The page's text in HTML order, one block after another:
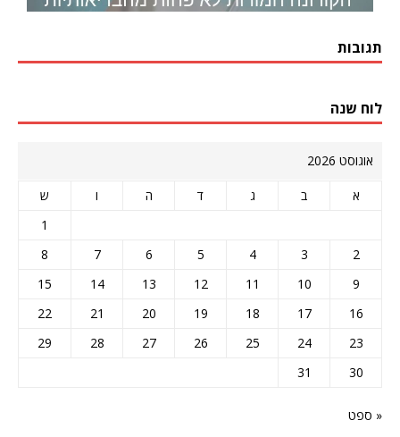
תגובות
לוח שנה
אוגוסט 2026
א ב ג ד ה ו
ש
1
2
3
4
5
6
7
8
9
10
11
12
13
14
15
16
17
18
19
20
21
22
23
24
25
26
27
28
29
30
31
« ספט